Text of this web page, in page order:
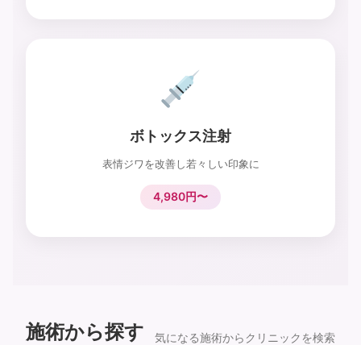
ボトックス注射
表情ジワを改善し若々しい印象に
4,980円〜
施術から探す 気になる施術からクリニックを検索